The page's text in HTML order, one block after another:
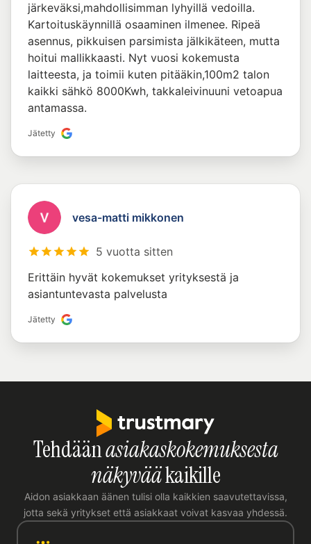
järkeväksi,mahdollisimman lyhyillä vedoilla.
Kartoituskäynnillä osaaminen ilmenee. Ripeä
asennus, pikkuisen parsimista jälkikäteen, mutta
hoitui mallikkaasti. Nyt vuosi kokemusta
laitteesta, ja toimii kuten pitääkin,100m2 talon
kaikki sähkö 8000Kwh, takkaleivinuuni vetoapua
antamassa.
Jätetty
vesa-matti mikkonen
5 vuotta sitten
Erittäin hyvät kokemukset yrityksestä ja
asiantuntevasta palvelusta
Jätetty
Tehdäänasiakaskokemuksesta
näkyvääkaikille
Aidon asiakkaan äänen tulisi olla kaikkien saavutettavissa,
jotta sekä yritykset että asiakkaat voivat kasvaa yhdessä.